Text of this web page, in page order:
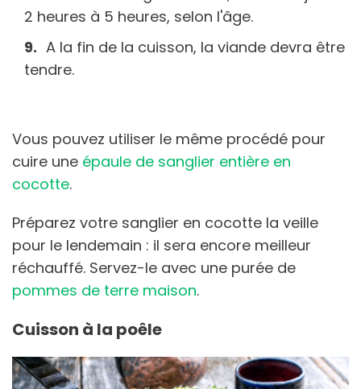
2 heures à 5 heures, selon l'âge.
A la fin de la cuisson, la viande devra être
tendre.
Vous pouvez utiliser le même procédé pour
cuire une épaule de sanglier entière en
cocotte.
Préparez votre sanglier en cocotte la veille
pour le lendemain : il sera encore meilleur
réchauffé. Servez-le avec une purée de
pommes de terre maison.
Cuisson à la poêle